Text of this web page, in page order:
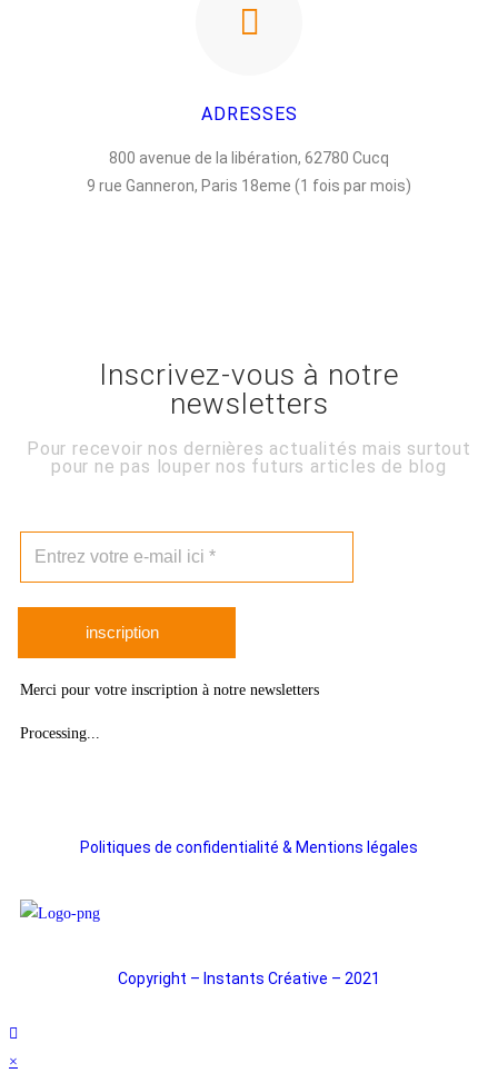
ADRESSES
800 avenue de la libération, 62780 Cucq
9 rue Ganneron, Paris 18eme (1 fois par mois)
Inscrivez-vous à notre
newsletters
Pour recevoir nos dernières actualités mais surtout
pour ne pas louper nos futurs articles de blog
inscription
Merci pour votre inscription à notre newsletters
Processing...
Politiques de confidentialité & Mentions légales
Copyright – Instants Créative – 2021
×